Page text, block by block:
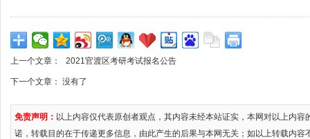
上一个文章： 2021官渡区考研考试报名公告
下一个文章： 没有了
免责声明： 以上内容仅代表原创者观点，其内容未经本站证实，本网对以上内
诺，转载目的在于传递更多信息，由此产生的后果与本网无关；如以上转载内容